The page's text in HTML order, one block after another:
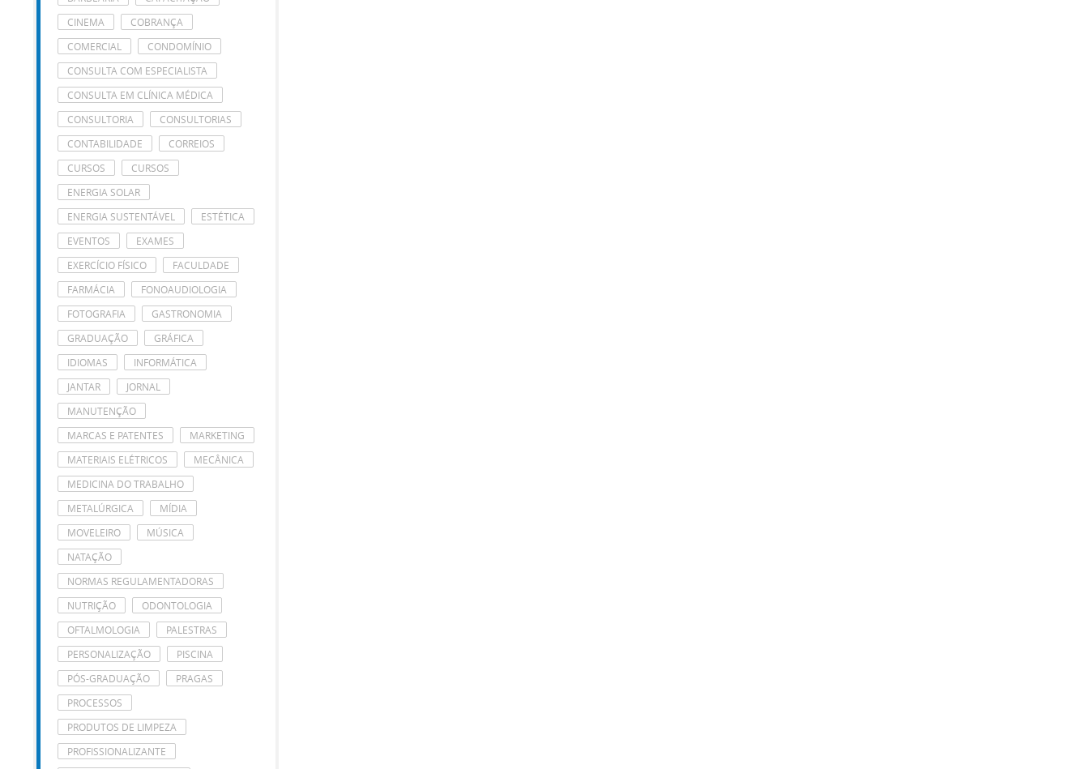
CINEMA
COBRANÇA
COMERCIAL
CONDOMÍNIO
CONSULTA COM ESPECIALISTA
CONSULTA EM CLÍNICA MÉDICA
CONSULTORIA
CONSULTORIAS
CONTABILIDADE
CORREIOS
CURSOS
CURSOS
ENERGIA SOLAR
ENERGIA SUSTENTÁVEL
ESTÉTICA
EVENTOS
EXAMES
EXERCÍCIO FÍSICO
FACULDADE
FARMÁCIA
FONOAUDIOLOGIA
FOTOGRAFIA
GASTRONOMIA
GRADUAÇÃO
GRÁFICA
IDIOMAS
INFORMÁTICA
JANTAR
JORNAL
MANUTENÇÃO
MARCAS E PATENTES
MARKETING
MATERIAIS ELÉTRICOS
MECÂNICA
MEDICINA DO TRABALHO
METALÚRGICA
MÍDIA
MOVELEIRO
MÚSICA
NATAÇÃO
NORMAS REGULAMENTADORAS
NUTRIÇÃO
ODONTOLOGIA
OFTALMOLOGIA
PALESTRAS
PERSONALIZAÇÃO
PISCINA
PÓS-GRADUAÇÃO
PRAGAS
PROCESSOS
PRODUTOS DE LIMPEZA
PROFISSIONALIZANTE